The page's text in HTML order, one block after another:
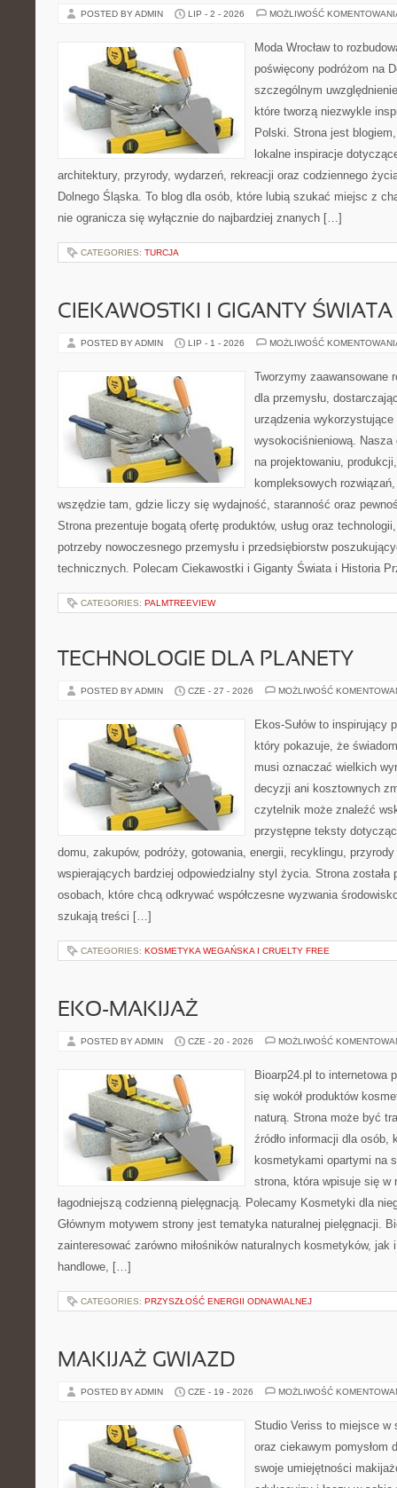
POSTED BY ADMIN LIP - 2 - 2026 MOŻLIWOŚĆ
Moda Wrocław to
poświęcony podróżom na
szczególnym
które tworzą niezwykle
Polski. Strona jest
lokalne inspiracje
architektury, przyrody, wydarzeń, rekreacji oraz codziennego
Dolnego Śląska. To blog dla osób, które lubią szukać miejsc z
nie ogranicza się wyłącznie do najbardziej znanych […]
CATEGORIES: TURCJA
CIEKAWOSTKI I GIGANTY ŚWIATA
POSTED BY ADMIN LIP - 1 - 2026 MOŻLIWOŚĆ
Tworzymy zaawansowane
dla przemysłu,
urządzenia wykorzystujące
wysokociśnieniową. Nasza
na projektowaniu,
kompleksowych
wszędzie tam, gdzie liczy się wydajność, staranność oraz
Strona prezentuje bogatą ofertę produktów, usług oraz
potrzeby nowoczesnego przemysłu i przedsiębiorstw
technicznych. Polecam Ciekawostki i Giganty Świata i Historia
CATEGORIES: PALMTREEVIEW
TECHNOLOGIE DLA PLANETY
POSTED BY ADMIN CZE - 27 - 2026 MOŻLIWOŚĆ
Ekos-Sułów to inspirujący
który pokazuje, że
musi oznaczać wielkich
decyzji ani kosztownych
czytelnik może znaleźć
przystępne teksty
domu, zakupów, podróży, gotowania, energii, recyklingu,
wspierających bardziej odpowiedzialny styl życia. Strona została
osobach, które chcą odkrywać współczesne wyzwania
szukają treści […]
CATEGORIES: KOSMETYKA WEGAŃSKA I CRUELTY FREE
EKO-MAKIJAŻ
POSTED BY ADMIN CZE - 20 - 2026 MOŻLIWOŚĆ
Bioarp24.pl to internetowa
się wokół produktów
naturą. Strona może być
źródło informacji dla osób,
kosmetykami opartymi na
strona, która wpisuje się w
łagodniejszą codzienną pielęgnacją. Polecamy Kosmetyki dla
Głównym motywem strony jest tematyka naturalnej pielęgnacji.
zainteresować zarówno miłośników naturalnych kosmetyków, jak
handlowe, […]
CATEGORIES: PRZYSZŁOŚĆ ENERGII ODNAWIALNEJ
MAKIJAŻ GWIAZD
POSTED BY ADMIN CZE - 19 - 2026 MOŻLIWOŚĆ
Studio Veriss to miejsce w
oraz ciekawym pomysłom
swoje umiejętności